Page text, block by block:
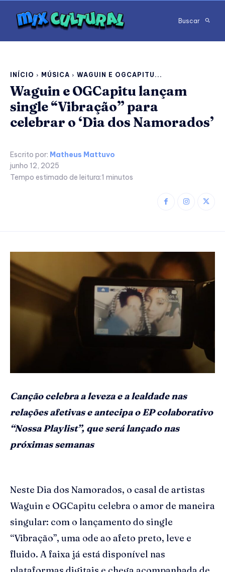
Buscar
INÍCIO MÚSICA WAGUIN E OGCAPITU...
Waguin e OGCapitu lançam
single “Vibração” para
celebrar o ‘Dia dos Namorados’
Escrito por: Matheus Mattuvo
junho 12, 2025
Tempo estimado de leitura:1 minutos
Canção celebra a leveza e a lealdade nas
relações afetivas e antecipa o EP colaborativo
“Nossa Playlist”, que será lançado nas
próximas semanas
Neste Dia dos Namorados, o casal de artistas
Waguin e OGCapitu celebra o amor de maneira
singular: com o lançamento do single
“Vibração”, uma ode ao afeto preto, leve e
fluido. A faixa já está disponível nas